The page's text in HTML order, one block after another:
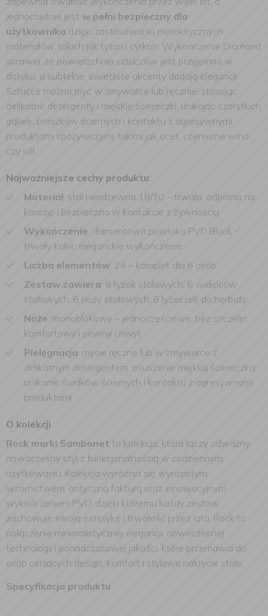
jednocześnie jest w pełni bezpieczny dla
użytkownika dzięki zastosowaniu nietoksycznych
materiałów, takich jak tytan i cyrkon. Wykończenie Diamond
sprawia, że powierzchnia sztućców jest przyjemna w
dotyku, a subtelne, świetliste akcenty dodają elegancji.
Sztućce można myć w zmywarce lub ręcznie, stosując
delikatne detergenty i miękkie ściereczki, unikając szorstkich
gąbek, proszków ściernych i kontaktu z agresywnymi
produktami spożywczymi, takimi jak ocet, czerwone wino
czy sól.
Najważniejsze cechy produktu:
Materiał: stal nierdzewna 18/10 – trwała, odporna na
korozję i bezpieczna w kontakcie z żywnością
Wykończenie: diamentowa powłoka PVD Black -
trwały kolor, eleganckie wykończenie
Liczba elementów: 24 – komplet dla 6 osób
Zestaw zawiera: 6 łyżek stołowych, 6 widelców
stołowych, 6 noży stołowych, 6 łyżeczek do herbaty
Noże: monoblokowe – jednoczęściowe, bez szczelin,
komfortowy i pewny chwyt
Pielęgnacja: mycie ręczne lub w zmywarce z
delikatnym detergentem, osuszenie miękką ściereczką,
unikanie środków ściernych i kontaktu z agresywnymi
produktami
O kolekcji
Rock marki Sambonet to kolekcja, która łączy odważny,
nowoczesny styl z funkcjonalnością w codziennym
użytkowaniu. Kolekcja wyróżnia się wyrazistym
wzornictwem, antyczną fakturą oraz innowacyjnym
wykończeniem PVD, dzięki któremu każdy zestaw
zachowuje swoją estetykę i trwałość przez lata. Rock to
połączenie minimalistycznej elegancji, nowoczesnej
technologii i ponadczasowej jakości, które przemawia do
osób ceniących design, komfort i stylowe nakrycie stołu.
Specyfikacja produktu